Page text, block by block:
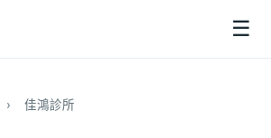
☰
› 佳鴻診所